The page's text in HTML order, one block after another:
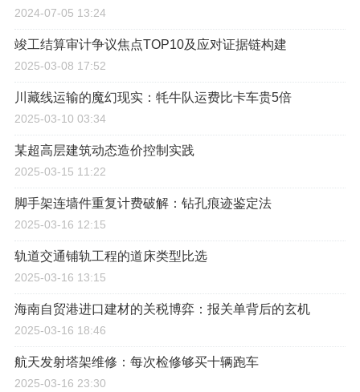
2024-07-05 13:24
竣工结算审计争议焦点TOP10及应对证据链构建
2025-03-08 17:52
川藏线运输的魔幻现实：牦牛队运费比卡车贵5倍
2025-03-10 03:34
某超高层建筑动态造价控制实践
2025-03-15 11:22
脚手架连墙件重复计费破解：钻孔痕迹鉴定法
2025-03-16 12:15
轨道交通铺轨工程的道床类型比选
2025-03-16 13:15
海南自贸港进口建材的关税博弈：报关单背后的玄机
2025-03-16 18:46
航天发射塔架维修：每次检修够买十辆跑车
2025-03-16 23:30